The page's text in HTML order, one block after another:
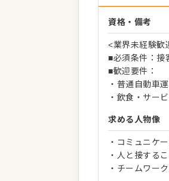
資格・備考
<業界未経験歓
■必須条件：接
■歓迎要件：
・普通自動車
・飲食・サー
求める人物像
・コミュニケ
・人と接する
・チームワー